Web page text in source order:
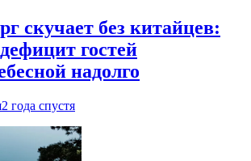
скучает без китайцев:
гостей
надолго
2 года спустя